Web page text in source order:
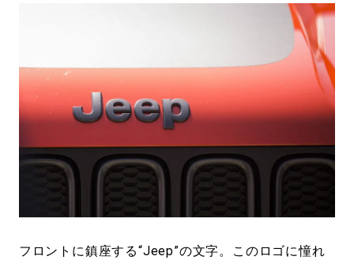
フロントに鎮座する“Jeep”の文字。このロゴに憧れ